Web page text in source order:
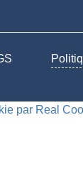
par Real